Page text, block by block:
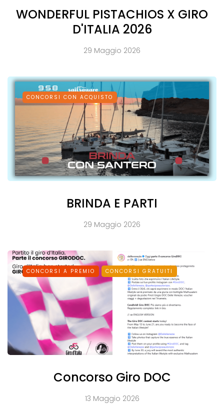
WONDERFUL PISTACHIOS X GIRO
D'ITALIA 2026
29 Maggio 2026
CONCORSI CON ACQUISTO
BRINDA E PARTI
29 Maggio 2026
CONCORSI A PREMIO CONCORSI GRATUITI
Concorso Giro DOC
13 Maggio 2026